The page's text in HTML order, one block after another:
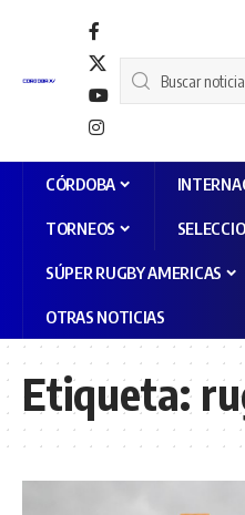
CÓRDOBA
TORNEOS
SÚPER RUGBY AMERICAS
OTRAS NOTICIAS
Etiqueta: